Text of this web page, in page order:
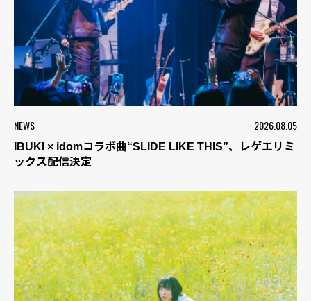
NEWS 2026.08.05
IBUKI × idomコラボ曲“SLIDE LIKE THIS”、レゲエリミ
ックス配信決定